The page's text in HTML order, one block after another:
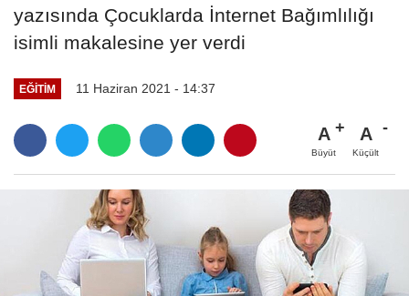
yazısında Çocuklarda İnternet Bağımlılığı
isimli makalesine yer verdi
EĞITIM 11 Haziran 2021 - 14:37
A
Büyüt
A
Küçült